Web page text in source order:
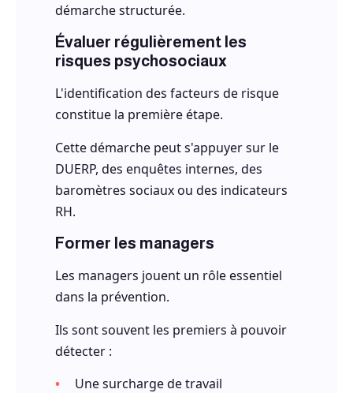
démarche structurée.
Évaluer régulièrement les
risques psychosociaux
L'identification des facteurs de risque
constitue la première étape.
Cette démarche peut s'appuyer sur le
DUERP, des enquêtes internes, des
baromètres sociaux ou des indicateurs
RH.
Former les managers
Les managers jouent un rôle essentiel
dans la prévention.
Ils sont souvent les premiers à pouvoir
détecter :
Une surcharge de travail